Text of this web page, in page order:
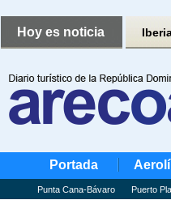
Hoy es noticia
Portada
Punta Cana-Bávaro Puerto